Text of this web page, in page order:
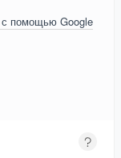
с помощью Google